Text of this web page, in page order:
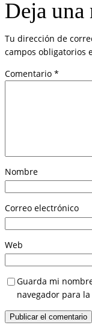
Deja una
Tu dirección de
campos obligatorios
Comentario *
Nombre
Correo electrónico
Web
Guarda mi
navegador para